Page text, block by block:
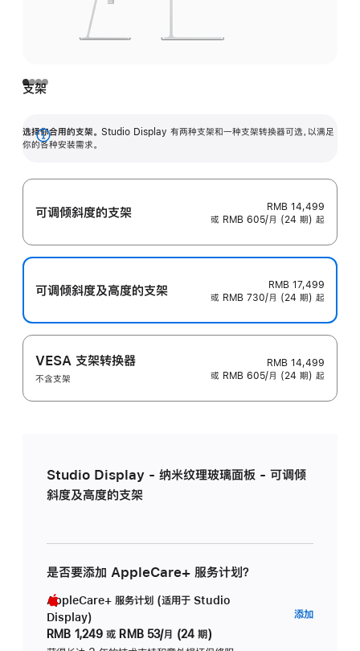
支架
选择你合用的支架。 Studio Display 有两种支架和一种支架转换器可选，以满足
你的各种安装需求。
展
可调倾斜度的支架
RMB 14,499
或 RMB 605/月 (24 期) 起
可调倾斜度及高‍度的支‍架
RMB 17,499
或 RMB 730/月 (24 期) 起
VESA 支架转换器
不含支架
RMB 14,499
或 RMB 605/月 (24 期) 起
Studio Display - 纳米纹理玻璃面板 - 可调倾
斜度及高度的支架
是否要添加 AppleCare+ 服务计划？
AppleCare+ 服务计划 (适用于 Studio
Display)
RMB 1,249 或 RMB 53/月 (24 期)
添加